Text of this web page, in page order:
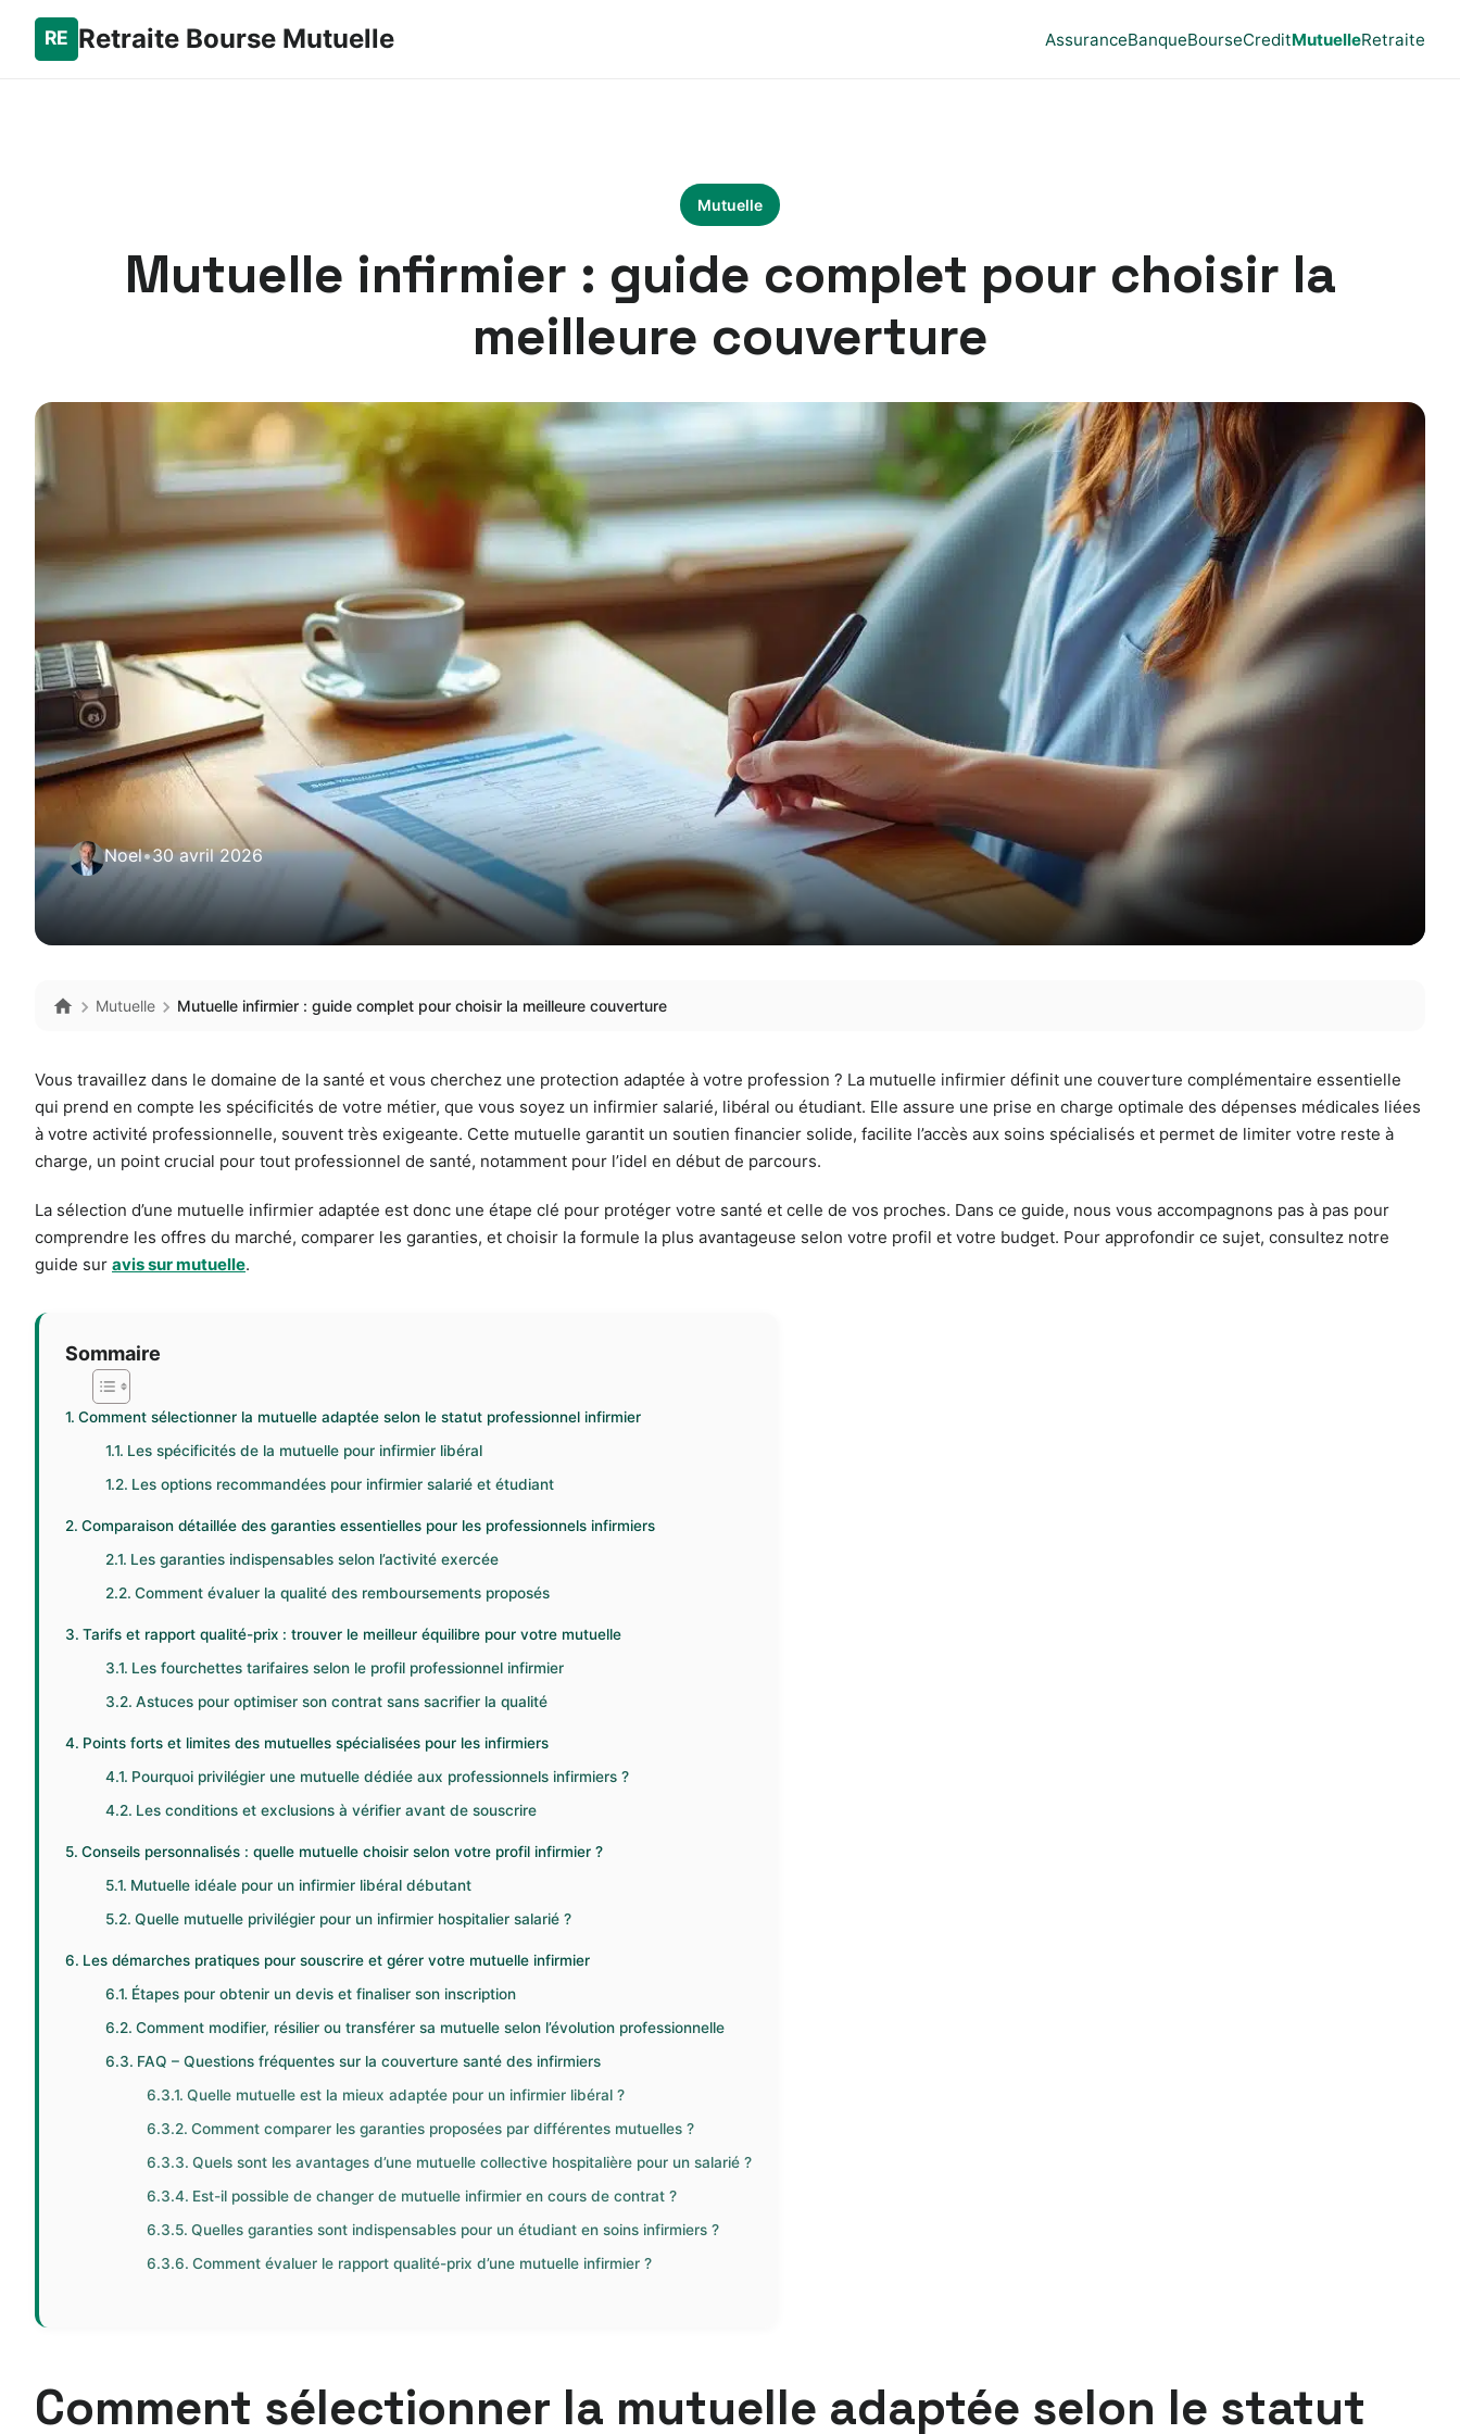
Retraite Bourse Mutuelle AssuranceBanqueBourseCreditMutuelleRetraite
Mutuelle
Mutuelle infirmier : guide complet pour choisir la
meilleure couverture
Noel•30 avril 2026
Mutuelle Mutuelle infirmier : guide complet pour choisir la meilleure couverture
Vous travaillez dans le domaine de la santé et vous cherchez une protection adaptée à votre profession ? La mutuelle infirmier définit une couverture complémentaire essentielle
qui prend en compte les spécificités de votre métier, que vous soyez un infirmier salarié, libéral ou étudiant. Elle assure une prise en charge optimale des dépenses médicales liées
à votre activité professionnelle, souvent très exigeante. Cette mutuelle garantit un soutien financier solide, facilite l’accès aux soins spécialisés et permet de limiter votre reste à
charge, un point crucial pour tout professionnel de santé, notamment pour l’idel en début de parcours.
La sélection d’une mutuelle infirmier adaptée est donc une étape clé pour protéger votre santé et celle de vos proches. Dans ce guide, nous vous accompagnons pas à pas pour
comprendre les offres du marché, comparer les garanties, et choisir la formule la plus avantageuse selon votre profil et votre budget. Pour approfondir ce sujet, consultez notre
guide sur avis sur mutuelle.
Sommaire
Comment sélectionner la mutuelle adaptée selon le statut professionnel infirmier
Les spécificités de la mutuelle pour infirmier libéral
Les options recommandées pour infirmier salarié et étudiant
Comparaison détaillée des garanties essentielles pour les professionnels infirmiers
Les garanties indispensables selon l’activité exercée
Comment évaluer la qualité des remboursements proposés
Tarifs et rapport qualité-prix : trouver le meilleur équilibre pour votre mutuelle
Les fourchettes tarifaires selon le profil professionnel infirmier
Astuces pour optimiser son contrat sans sacrifier la qualité
Points forts et limites des mutuelles spécialisées pour les infirmiers
Pourquoi privilégier une mutuelle dédiée aux professionnels infirmiers ?
Les conditions et exclusions à vérifier avant de souscrire
Conseils personnalisés : quelle mutuelle choisir selon votre profil infirmier ?
Mutuelle idéale pour un infirmier libéral débutant
Quelle mutuelle privilégier pour un infirmier hospitalier salarié ?
Les démarches pratiques pour souscrire et gérer votre mutuelle infirmier
Étapes pour obtenir un devis et finaliser son inscription
Comment modifier, résilier ou transférer sa mutuelle selon l’évolution professionnelle
FAQ – Questions fréquentes sur la couverture santé des infirmiers
Quelle mutuelle est la mieux adaptée pour un infirmier libéral ?
Comment comparer les garanties proposées par différentes mutuelles ?
Quels sont les avantages d’une mutuelle collective hospitalière pour un salarié ?
Est-il possible de changer de mutuelle infirmier en cours de contrat ?
Quelles garanties sont indispensables pour un étudiant en soins infirmiers ?
Comment évaluer le rapport qualité-prix d’une mutuelle infirmier ?
Comment sélectionner la mutuelle adaptée selon le statut